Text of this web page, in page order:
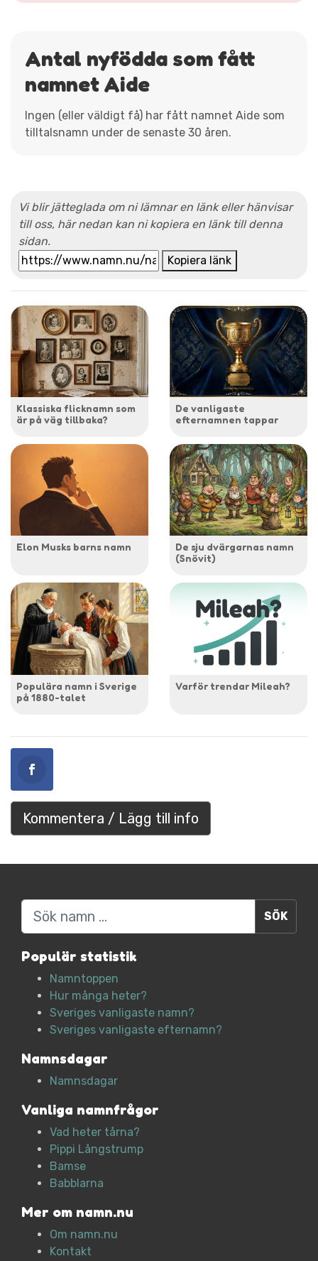
Antal nyfödda som fått
namnet Aide
Ingen (eller väldigt få) har fått namnet Aide som
tilltalsnamn under de senaste 30 åren.
Vi blir jätteglada om ni lämnar en länk eller hänvisar
till oss, här nedan kan ni kopiera en länk till denna
sidan.
Kopiera länk
Klassiska flicknamn som
är på väg tillbaka?
De vanligaste
efternamnen tappar
Elon Musks barns namn
De sju dvärgarnas namn
(Snövit)
Populära namn i Sverige
på 1880-talet
Varför trendar Mileah?
Kommentera / Lägg till info
Sök
Populär statistik
Namntoppen
Hur många heter?
Sveriges vanligaste namn?
Sveriges vanligaste efternamn?
Namnsdagar
Namnsdagar
Vanliga namnfrågor
Vad heter tårna?
Pippi Långstrump
Bamse
Babblarna
Mer om namn.nu
Om namn.nu
Kontakt